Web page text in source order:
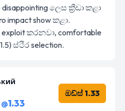
ලෙස ක්‍රීඩා කළා
impact show කළා.
කරනවා, comfortable
ස්ථිර selection.
ඔඩ්ස් 1.33